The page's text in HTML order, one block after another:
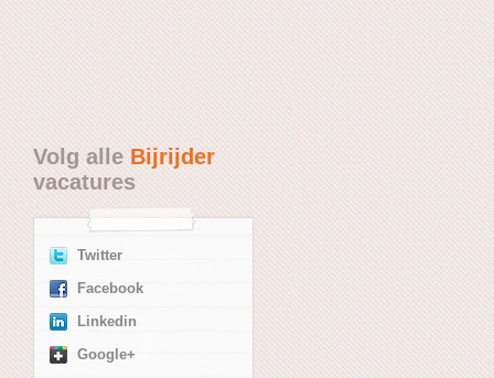
Volg alleBijrijder
vacatures
Twitter
Facebook
Linkedin
Google+